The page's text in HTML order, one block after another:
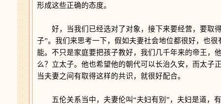
形成这些正确的态度。
好，当我们已经选对了对象，接下来要经营，要取
子”。我们来思考一下，假如夫妻社会地位都很好，也
能。不只是家庭要把孩子教好，我们几千年来的帝王，
么？立太子。他也希望他的朝代可以长治久安，而太子
当夫妻之间有取得这样的共识，就很好配合。
五伦关系当中，夫妻伦叫“夫妇有别”，夫妇是道，